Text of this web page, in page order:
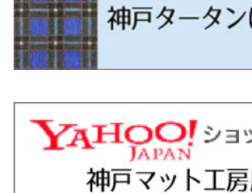
H24/5～R1/10（後期）
H24/8～H30/3 180系
カムリ
H24/5～ 160系
カローラ・クロス
カローラ・スポーツ
H13/6～H18/11 V35
H26/2～ V37
スカイライン・クロスオーバー
H11/6～H16/10 Y34
H1/6～H11/6 Y30
セレナ
H22/11～H28/9 C26
H24/12～H29/5 LA300/310
レヴォーグ
H15/6～R2/8 BN/BM/BL系
レガシィアウトバック
H15/10～ BP/BR/BS/BT系
レガシィツーリングワゴン
H20/7～30/3 CC系
ファミリア バン
H30/6～ 160系
H24/10～ MJ系
フレアクロスオーバー
H26/1～ MS系
H23/9～ LA300系
ミラ・ココア
H30/6～ LA550/560S
ムーヴ
H26/12～R5/7 LA150/160S
ムーヴキャンバス
H23/12～
H25/3～R5/11
R5/11～ MK54S・MK94S
スペーシアベース
H23/1～H27/8 MA15S
H27/8～R2/12 MA26/36/46S
ハスラー
H26/1～ MR系
H23/10～H31/4 BM20 7人乗
デリカＤ：５
R5/5～ B30系/BA系
パジェロ
H18/10～R1/8 7人乗ロング V90系
R6/3～ DG5
ZR-V
H11/6～H30/7 バン HH5・HH6
H21/12～R3/4 トラック
アコード・アコードハイブリッド
H25/6～R2/2 CR系
H30/3～ AW系
H27/4～